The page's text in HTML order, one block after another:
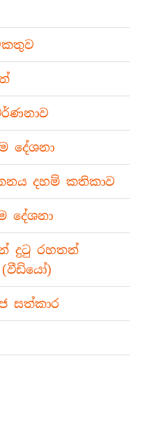
දේශනා
දහම් කතිකාව
දේශනා
දුටු රහතන්
සත්කාර